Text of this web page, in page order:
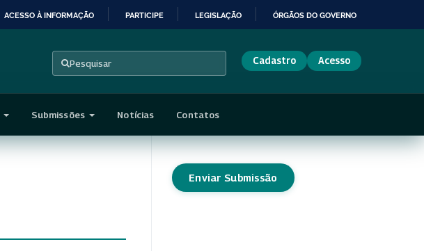
ACESSO À INFORMAÇÃO PARTICIPE LEGISLAÇÃO ÓRGÃOS DO GOVERNO
Pesquisar Cadastro Acesso
Submissões Notícias Contatos
Enviar Submissão